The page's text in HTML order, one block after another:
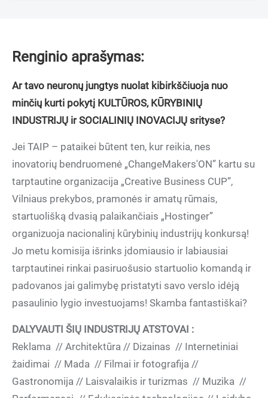
Renginio aprašymas:
Ar tavo neuronų jungtys nuolat kibirkščiuoja nuo
minčių kurti pokytį KULTŪROS, KŪRYBINIŲ
INDUSTRIJŲ ir SOCIALINIŲ INOVACIJŲ srityse?
Jei TAIP – pataikei būtent ten, kur reikia, nes
inovatorių bendruomenė „ChangeMakers'ON” kartu su
tarptautine organizacija „Creative Business CUP”,
Vilniaus prekybos, pramonės ir amatų rūmais,
startuolišką dvasią palaikančiais „Hostinger”
organizuoja nacionalinį kūrybinių industrijų konkursą!
Jo metu komisija išrinks įdomiausio ir labiausiai
tarptautinei rinkai pasiruošusio startuolio komandą ir
padovanos jai galimybę pristatyti savo verslo idėją
pasaulinio lygio investuojams! Skamba fantastiškai?
DALYVAUTI ŠIŲ INDUSTRIJŲ ATSTOVAI :
Reklama // Architektūra // Dizainas // Internetiniai
žaidimai // Mada // Filmai ir fotografija //
Gastronomija // Laisvalaikis ir turizmas // Muzika //